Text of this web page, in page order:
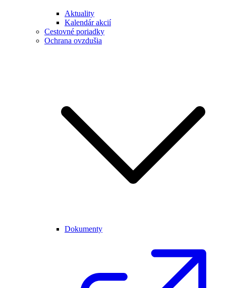
Aktuality
Kalendár akcií
Cestovné poriadky
Ochrana ovzdušia
Dokumenty